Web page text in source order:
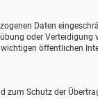
Daten
oder
öffentlichen
zum Schutz der